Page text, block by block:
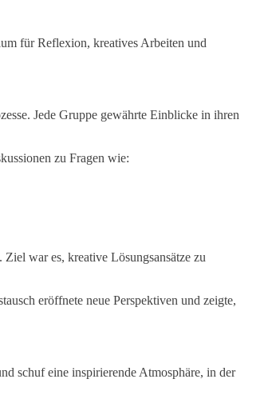
für Reflexion, kreatives Arbeiten und
Jede Gruppe gewährte Einblicke in ihren
zu Fragen wie:
war es, kreative Lösungsansätze zu
eröffnete neue Perspektiven und zeigte,
schuf eine inspirierende Atmosphäre, in der